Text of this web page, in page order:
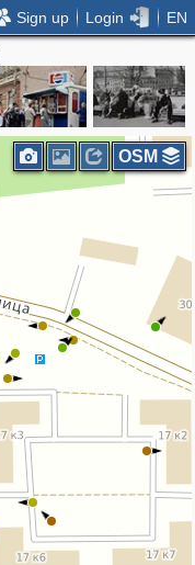
Sign up Login EN
OSM